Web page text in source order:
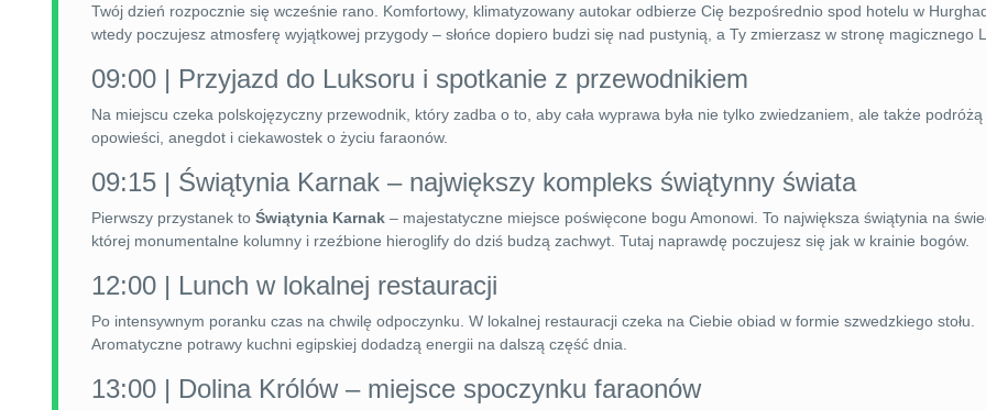
Twój dzień rozpocznie się wcześnie rano. Komfortowy, klimatyzowany autokar odbierze Cię bezpośrednio spod hotelu w
wtedy poczujesz atmosferę wyjątkowej przygody – słońce dopiero budzi się nad pustynią, a Ty zmierzasz w stronę magicznego
09:00 | Przyjazd do Luksoru i spotkanie z przewodnikiem
Na miejscu czeka polskojęzyczny przewodnik, który zadba o to, aby cała wyprawa była nie tylko zwiedzaniem, ale także podróżą
opowieści, anegdot i ciekawostek o życiu faraonów.
09:15 | Świątynia Karnak – największy kompleks świątynny świata
Pierwszy przystanek to Świątynia Karnak – majestatyczne miejsce poświęcone bogu Amonowi. To największa świątynia na
której monumentalne kolumny i rzeźbione hieroglify do dziś budzą zachwyt. Tutaj naprawdę poczujesz się jak w krainie bogów.
12:00 | Lunch w lokalnej restauracji
Po intensywnym poranku czas na chwilę odpoczynku. W lokalnej restauracji czeka na Ciebie obiad w formie szwedzkiego stołu.
Aromatyczne potrawy kuchni egipskiej dodadzą energii na dalszą część dnia.
13:00 | Dolina Królów – miejsce spoczynku faraonów